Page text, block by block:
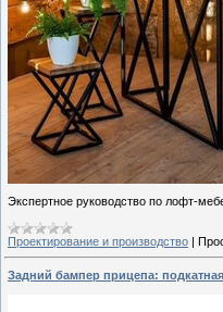
Экспертное руководство по лофт-
Проектирование и производство |
Задний бампер прицепа: